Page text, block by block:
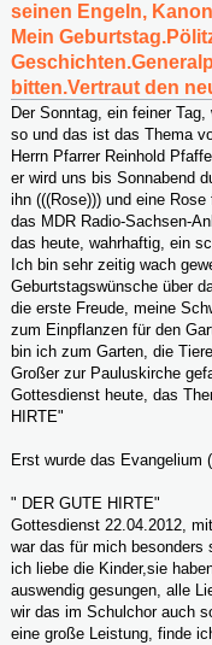
seinen Engeln,
Mein
bitten.Vertraut den
Der Sonntag, ein feiner
so und das ist das Thema
Herrn Pfarrer Reinhold
er wird uns bis Sonnabend
ihn (((Rose))) und eine
das MDR Radio-Sachsen-
das heute, wahrhaftig, ein
Ich bin sehr zeitig wach
Geburtstagswünsche über
die erste Freude, meine
zum Einpflanzen für den
bin ich zum Garten, die
Großer zur Pauluskirche
Gottesdienst heute, das
HIRTE"
Erst wurde das Evangelium
" DER GUTE HIRTE"
Gottesdienst 22.04.2012,
war das für mich besonders
ich liebe die Kinder,sie
auswendig gesungen, alle
wir das im Schulchor auch
eine große Leistung, finde